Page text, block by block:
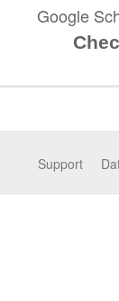
Google
Support